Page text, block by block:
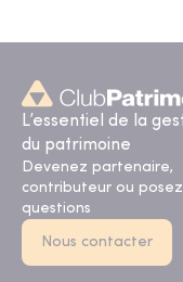
L’essentiel de la
du patrimoine
Devenez partenaire,
contributeur ou
questions
Nous contacter